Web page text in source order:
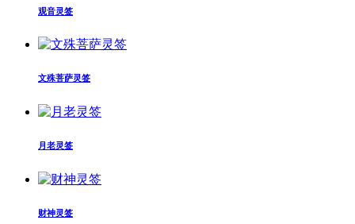
观音灵签
文殊菩萨灵签
月老灵签
财神灵签